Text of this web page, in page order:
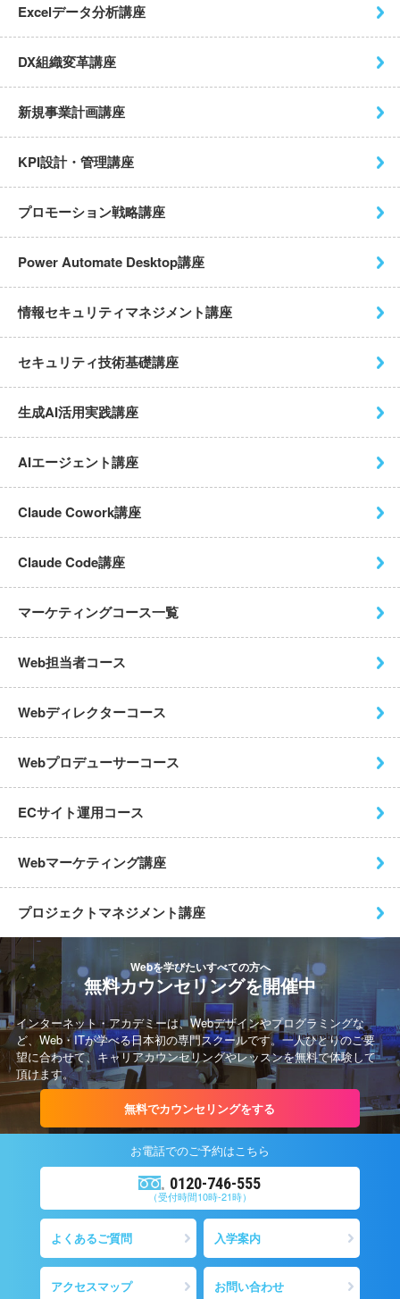
Excelデータ分析講座
DX組織変革講座
新規事業計画講座
KPI設計・管理講座
プロモーション戦略講座
Power Automate Desktop講座
情報セキュリティマネジメント講座
セキュリティ技術基礎講座
生成AI活用実践講座
AIエージェント講座
Claude Cowork講座
Claude Code講座
マーケティングコース一覧
Web担当者コース
Webディレクターコース
Webプロデューサーコース
ECサイト運用コース
Webマーケティング講座
プロジェクトマネジメント講座
Webを学びたいすべての方へ
無料カウンセリングを開催中
インターネット・アカデミーは、Webデザインやプログラミングな
ど、Web・ITが学べる日本初の専門スクールです。一人ひとりのご要
望に合わせて、キャリアカウンセリングやレッスンを無料で体験して
頂けます。
無料でカウンセリングをする
お電話でのご予約はこちら
0120-746-555
（受付時間10時-21時）
よくあるご質問 入学案内
アクセスマップ お問い合わせ